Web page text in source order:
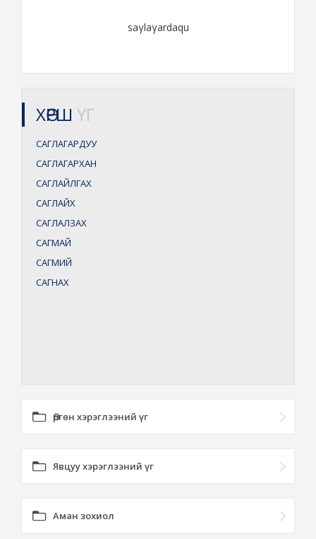
saγlaγardaqu
ХӨРШ ҮГ
САГЛАГАРДУУ
САГЛАГАРХАН
САГЛАЙЛГАХ
САГЛАЙХ
САГЛАЛЗАХ
САГМАЙ
САГМИЙ
САГНАХ
Өргөн хэрэглээний үг
Явцуу хэрэглээний үг
Аман зохиол